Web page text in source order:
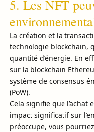
5. Les NFT
La création et la
technologie blockchain,
quantité d’énergie. En
sur la blockchain
système de consensus
(PoW).
Cela signifie que l’achat
impact significatif sur
préoccupe, vous